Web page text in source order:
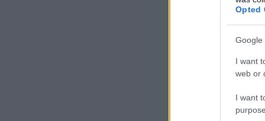
Opted
Google
I want
web or
I want